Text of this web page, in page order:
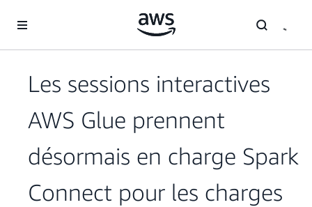
Les sessions interactives
AWS Glue prennent
désormais en charge Spark
Connect pour les charges